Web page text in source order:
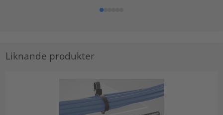
Liknande produkter